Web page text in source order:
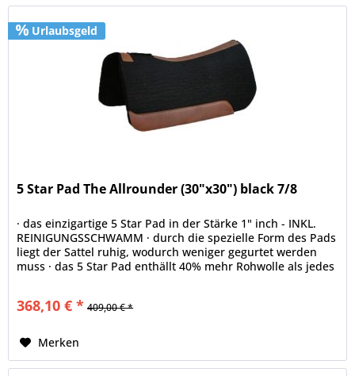
Urlaubsgeld
5 Star Pad The Allrounder (30"x30") black 7/8
· das einzigartige 5 Star Pad in der Stärke 1" inch - INKL.
REINIGUNGSSCHWAMM · durch die spezielle Form des Pads
liegt der Sattel ruhig, wodurch weniger gegurtet werden
muss · das 5 Star Pad enthällt 40% mehr Rohwolle als jedes
368,10 € * 409,00 € *
Merken